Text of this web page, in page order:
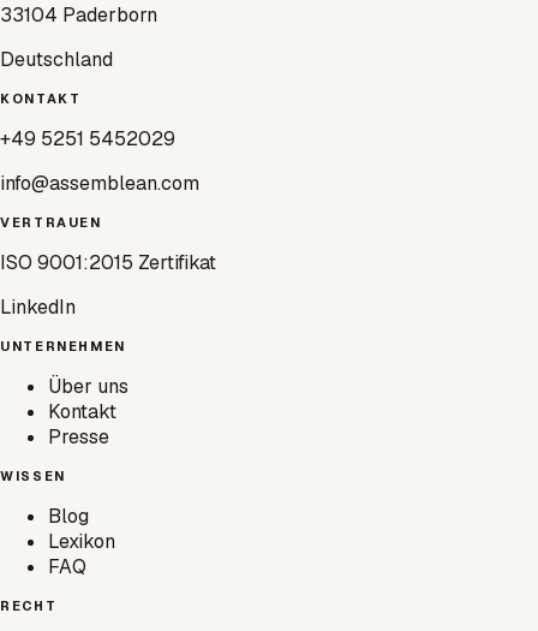
33104 Paderborn
Deutschland
KONTAKT
+49 5251 5452029
info@assemblean.com
VERTRAUEN
ISO 9001:2015 Zertifikat
LinkedIn
UNTERNEHMEN
Über uns
Kontakt
Presse
WISSEN
Blog
Lexikon
FAQ
RECHT